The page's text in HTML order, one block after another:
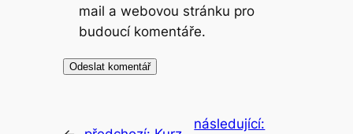
mail a webovou stránku pro
budoucí komentáře.
následující: